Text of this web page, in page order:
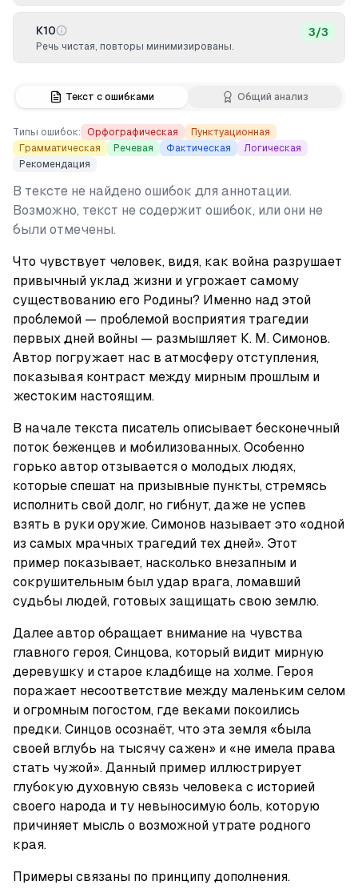
Текст с ошибками Общий анализ
Типы ошибок: Орфографическая
Пунктуационная
Грамматическая
Речевая Фактическая
Логическая
Рекомендация
В тексте не найдено ошибок для аннотации.
Возможно, текст не содержит ошибок, или они не
были отмечены.
Что чувствует человек, видя, как война разрушает
привычный уклад жизни и угрожает самому
существованию его Родины? Именно над этой
проблемой — проблемой восприятия трагедии
первых дней войны — размышляет К. М. Симонов.
Автор погружает нас в атмосферу отступления,
показывая контраст между мирным прошлым и
жестоким настоящим.
В начале текста писатель описывает бесконечный
поток беженцев и мобилизованных. Особенно
горько автор отзывается о молодых людях,
которые спешат на призывные пункты, стремясь
исполнить свой долг, но гибнут, даже не успев
взять в руки оружие. Симонов называет это «одной
из самых мрачных трагедий тех дней». Этот
пример показывает, насколько внезапным и
сокрушительным был удар врага, ломавший
судьбы людей, готовых защищать свою землю.
Далее автор обращает внимание на чувства
главного героя, Синцова, который видит мирную
деревушку и старое кладбище на холме. Героя
поражает несоответствие между маленьким селом
и огромным погостом, где веками покоились
предки. Синцов осознаёт, что эта земля «была
своей вглубь на тысячу сажен» и «не имела права
стать чужой». Данный пример иллюстрирует
глубокую духовную связь человека с историей
своего народа и ту невыносимую боль, которую
причиняет мысль о возможной утрате родного
края.
Примеры связаны по принципу дополнения.
К10
Речь чистая, повторы минимизированы.
3/3